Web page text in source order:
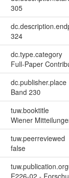
305
324
dc.type.category
Full-Paper
dc.publisher.place
Band 230
tuw.booktitle
Wiener
tuw.peerreviewed
false
E226-02 -